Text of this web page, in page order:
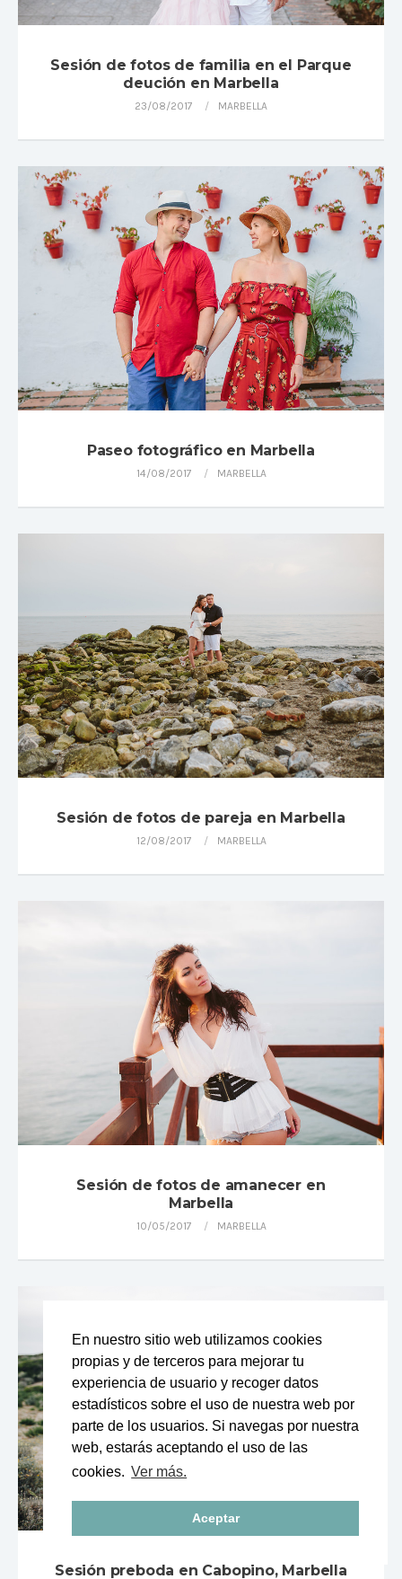
En nuestro sitio web utilizamos cookies
propias y de terceros para mejorar tu
experiencia de usuario y recoger datos
estadísticos sobre el uso de nuestra web por
parte de los usuarios. Si navegas por nuestra
web, estarás aceptando el uso de las
cookies. Ver más.
Aceptar
Sesión de fotos de familia en el Parque
deución en Marbella
23/08/2017 MARBELLA
Paseo fotográfico en Marbella
14/08/2017 MARBELLA
Sesión de fotos de pareja en Marbella
12/08/2017 MARBELLA
Sesión de fotos de amanecer en
Marbella
10/05/2017 MARBELLA
Sesión preboda en Cabopino, Marbella